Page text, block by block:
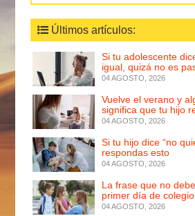
Últimos artículos:
Si tu adolescente
igual, quizá no es
04 AGOSTO, 2026
Vuelve el verano y
significa que tu hijo
04 AGOSTO, 2026
Si tu hijo dice “no
respondas esto
04 AGOSTO, 2026
La frase que no
primer día de colegio
04 AGOSTO, 2026